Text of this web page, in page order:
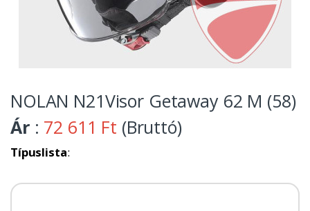
NOLAN N21Visor Getaway 62 M (58)
Ár : 72 611 Ft (Bruttó)
Típuslista: